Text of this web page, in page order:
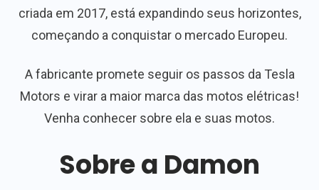
criada em 2017, está expandindo seus horizontes,
começando a conquistar o mercado Europeu.
A fabricante promete seguir os passos da Tesla
Motors e virar a maior marca das motos elétricas!
Venha conhecer sobre ela e suas motos.
Sobre a Damon